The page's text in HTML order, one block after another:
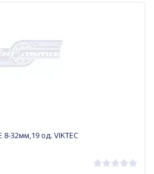
8-32мм,19 од. VIKTEC